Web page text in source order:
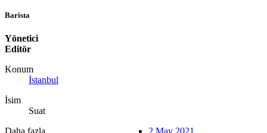
Barista
Yönetici
Editör
Konum
İstanbul
İsim
Suat
Daha fazla
2 May 2021